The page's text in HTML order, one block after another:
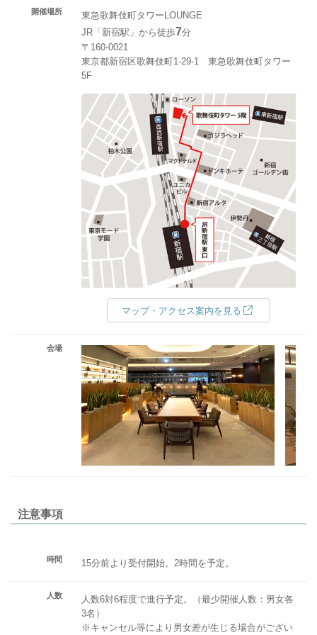
開催場所
東急歌舞伎町タワーLOUNGE
JR「新宿駅」から徒歩7分
〒160-0021
東京都新宿区歌舞伎町1-29-1 東急歌舞伎町タワー
5F
マップ・アクセス案内を見る
会場
注意事項
時間 15分前より受付開始。2時間を予定。
人数
人数6対6程度で進行予定。（最少開催人数：男女各
3名）
※キャンセル等により男女差が生じる場合がござい